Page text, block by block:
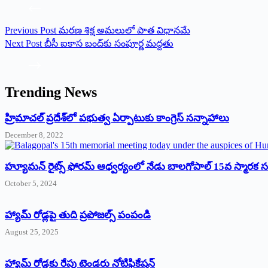
Previous Post మరణ శిక్ష అమలులో పాత విధానమే
Next Post బీసీ ఐకాస బంద్‌కు సంపూర్ణ మద్దతు
Trending News
‌హ్రిమాచల్‌ ‌ప్రదేశ్‌లో పభుత్వ ఏర్పాటుకు కాంగ్రెస్‌ ‌సన్నాహాలు
December 8, 2022
హ్యూమన్‌ రైట్స్‌ ఫోరమ్‌ ఆధ్వర్యంలో నేడు బాలగోపాల్‌ 15వ స్మారక
October 5, 2024
హ్యామ్‌ రోడ్లపై తుది ప్రపోజల్స్‌ పంపండి
August 25, 2025
హ్యామ్‌ రోడ్లకు రేపు టెండరు నోటిఫికేషన్‌